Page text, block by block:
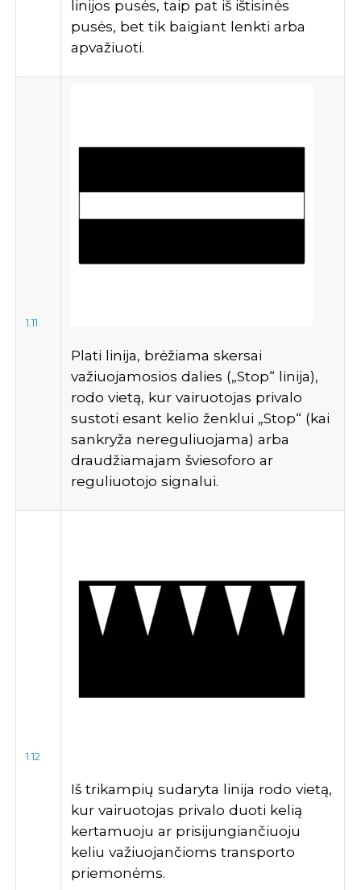
linijos pusės, taip pat iš ištisinės
pusės, bet tik baigiant lenkti arba
apvažiuoti.
1.11
Plati linija, brėžiama skersai
važiuojamosios dalies („Stop“ linija),
rodo vietą, kur vairuotojas privalo
sustoti esant kelio ženklui „Stop“ (kai
sankryža nereguliuojama) arba
draudžiamajam šviesoforo ar
reguliuotojo signalui.
1.12
Iš trikampių sudaryta linija rodo vietą,
kur vairuotojas privalo duoti kelią
kertamuoju ar prisijungiančiuoju
keliu važiuojančioms transporto
priemonėms.